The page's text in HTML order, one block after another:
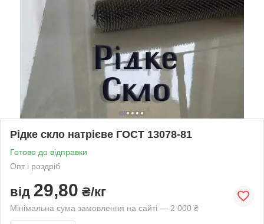
Рідке скло натрієве ГОСТ 13078-81
Готово до відправки
Опт і роздріб
від 29,80 ₴/кг
Мінімальна сума замовлення на сайті — 2 000 ₴